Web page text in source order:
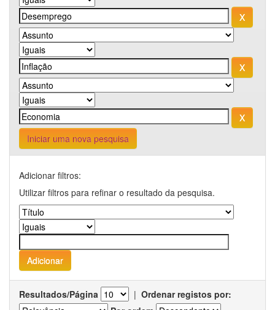
Iniciar uma nova pesquisa
Adicionar filtros:
Utilizar filtros para refinar o resultado da pesquisa.
Resultados/Página | Ordenar registos por: